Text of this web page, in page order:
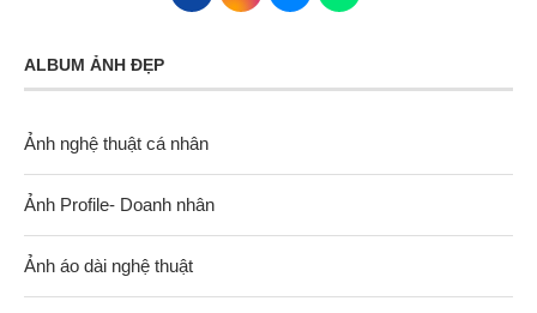
ALBUM ẢNH ĐẸP
Ảnh nghệ thuật cá nhân
Ảnh Profile- Doanh nhân
Ảnh áo dài nghệ thuật